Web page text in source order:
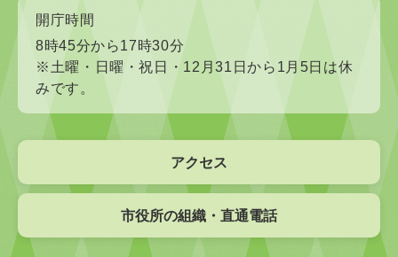
開庁時間
8時45分から17時30分
※土曜・日曜・祝日・12月31日から1月5日は休
みです。
アクセス
市役所の組織・直通電話